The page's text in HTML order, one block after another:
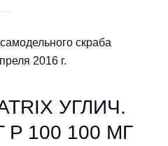
скраба
2016 г.
УГЛИЧ.
P 100 100 МГ